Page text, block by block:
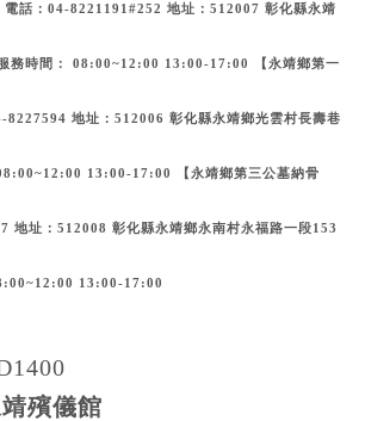
電話：04-8221191#252 地址：512007 彰化縣永靖
務時間： 08:00~12:00 13:00-17:00 【永靖鄉第一
8227594 地址：512006 彰化縣永靖鄉光雲村長壽巷
13:00-17:00 【永靖鄉第三公墓納骨
地址：512008 彰化縣永靖鄉永南村永福路一段153
13:00-17:00
殯儀館